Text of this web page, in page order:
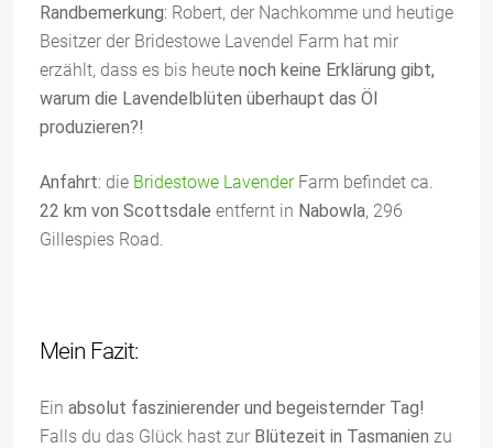
Randbemerkung: Robert, der Nachkomme und heutige
Besitzer der Bridestowe Lavendel Farm hat mir
erzählt, dass es bis heute noch keine Erklärung gibt,
warum die Lavendelblüten überhaupt das Öl
produzieren?!
Anfahrt: die Bridestowe LavenderFarm befindet ca.
22 km von Scottsdale entfernt in Nabowla, 296
Gillespies Road.
Mein Fazit:
Ein absolut faszinierender und begeisternder Tag!
Falls du das Glück hast zur Blütezeit in Tasmanien zu